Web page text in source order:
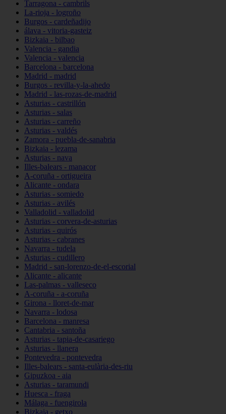
Tarragona - cambrils
La-rioja - logroño
Burgos - cardeñadijo
álava - vitoria-gasteiz
Bizkaia - bilbao
Valencia - gandia
Valencia - valencia
Barcelona - barcelona
Madrid - madrid
Burgos - revilla-y-la-ahedo
Madrid - las-rozas-de-madrid
Asturias - castrillón
Asturias - salas
Asturias - carreño
Asturias - valdés
Zamora - puebla-de-sanabria
Bizkaia - lezama
Asturias - nava
Illes-balears - manacor
A-coruña - ortigueira
Alicante - ondara
Asturias - somiedo
Asturias - avilés
Valladolid - valladolid
Asturias - corvera-de-asturias
Asturias - quirós
Asturias - cabranes
Navarra - tudela
Asturias - cudillero
Madrid - san-lorenzo-de-el-escorial
Alicante - alicante
Las-palmas - valleseco
A-coruña - a-coruña
Girona - lloret-de-mar
Navarra - lodosa
Barcelona - manresa
Cantabria - santoña
Asturias - tapia-de-casariego
Asturias - llanera
Pontevedra - pontevedra
Illes-balears - santa-eulària-des-riu
Gipuzkoa - aia
Asturias - taramundi
Huesca - fraga
Málaga - fuengirola
Bizkaia - getxo